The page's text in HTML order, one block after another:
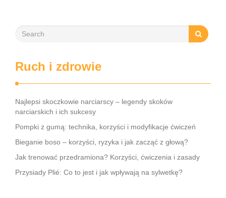
Ruch i zdrowie
Najlepsi skoczkowie narciarscy – legendy skoków
narciarskich i ich sukcesy
Pompki z gumą: technika, korzyści i modyfikacje ćwiczeń
Bieganie boso – korzyści, ryzyka i jak zacząć z głową?
Jak trenować przedramiona? Korzyści, ćwiczenia i zasady
Przysiady Plié: Co to jest i jak wpływają na sylwetkę?